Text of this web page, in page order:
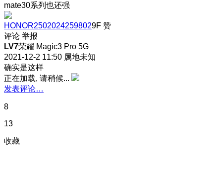
mate30系列也还强
HONOR25020242598029F 赞
评论 举报
LV7荣耀 Magic3 Pro 5G
2021-12-2 11:50 属地未知
确实是这样
正在加载, 请稍候...
发表评论…
8
13
收藏